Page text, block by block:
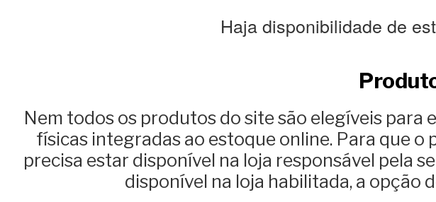
Haja disponibilidade de
Nem todos os produtos do site são elegíveis para
físicas integradas ao estoque online. Para que
precisa estar disponível na loja responsável pela
disponível na loja habilitada, a opção